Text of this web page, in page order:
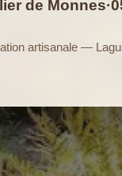
de Monnes·
artisanale —